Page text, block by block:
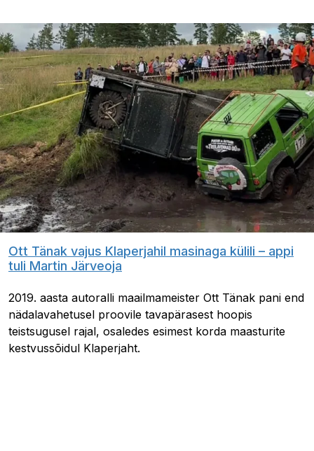
Ott Tänak vajus Klaperjahil masinaga külili – appi
tuli Martin Järveoja
2019. aasta autoralli maailmameister Ott Tänak pani end
nädalavahetusel proovile tavapärasest hoopis
teistsugusel rajal, osaledes esimest korda maasturite
kestvussõidul Klaperjaht.